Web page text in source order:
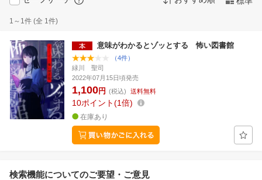
1～1件 (全 1件)
意味がわかるとゾッとする 怖い図書館
（4件）
緑川 聖司
2022年07月15日頃発売
1,100円 (税込) 送料無料
10ポイント 1倍
在庫あり
検索機能についてのご要望・ご意見